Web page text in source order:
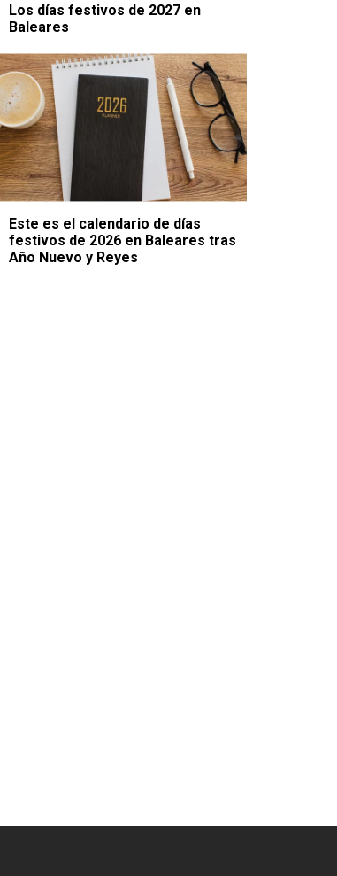
Los días festivos de 2027 en
Baleares
Este es el calendario de días
festivos de 2026 en Baleares tras
Año Nuevo y Reyes